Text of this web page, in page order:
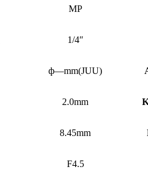
MP
1/4″
ф—mm(JUU)
2.0mm
8.45mm
F4.5